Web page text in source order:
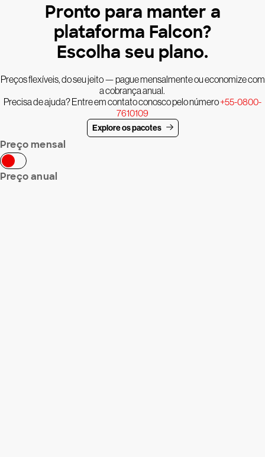
Pronto para manter a
plataforma Falcon?
Escolha seu plano.
Preços flexíveis, do seu jeito — pague mensalmente ou economize com
a cobrança anual.
Precisa de ajuda? Entre em contato conosco pelo número+55-0800-
7610109
Explore os pacotes
Preço mensal
Preço anual